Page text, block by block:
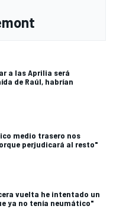
a las Aprilia será
de Raúl, habrían
medio trasero nos
perjudicará al resto"
vuelta he intentado un
ya no tenía neumático"